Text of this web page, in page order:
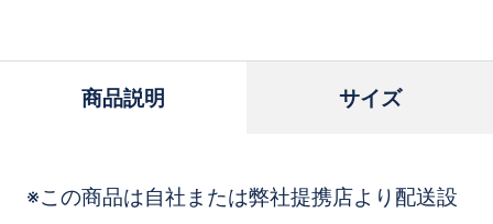
商品説明 サイズ
※この商品は自社または弊社提携店より配送設